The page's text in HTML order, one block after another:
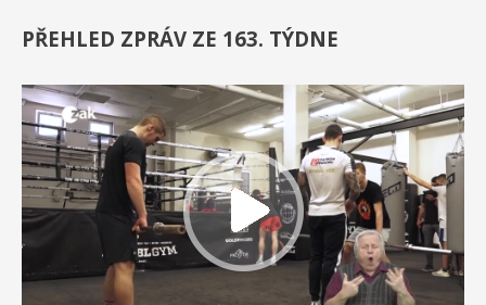
PŘEHLED ZPRÁV ZE 163. TÝDNE